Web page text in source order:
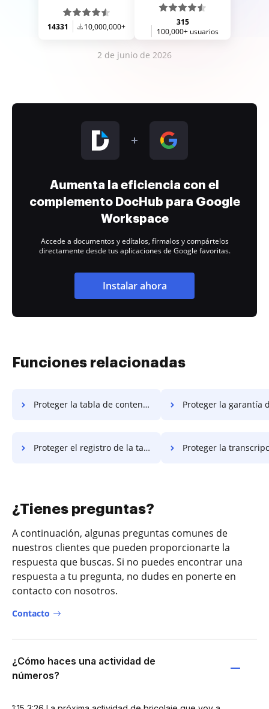
14331 10,000,000+
315
100,000+ usuarios
2 de junio de 2026
Aumenta la eficiencia con el
complemento DocHub para Google
Workspace
Accede a documentos y edítalos, fírmalos y compártelos
directamente desde tus aplicaciones de Google favoritas.
Instalar ahora
Funciones relacionadas
Proteger la tabla de contenido lanzamiento Proteger la garantía de la tabla de
Proteger el registro de la tabla de contenido Proteger la transcripción de la tabla
¿Tienes preguntas?
A continuación, algunas preguntas comunes de
nuestros clientes que pueden proporcionarte la
respuesta que buscas. Si no puedes encontrar una
respuesta a tu pregunta, no dudes en ponerte en
contacto con nosotros.
Contacto
¿Cómo haces una actividad de
números?